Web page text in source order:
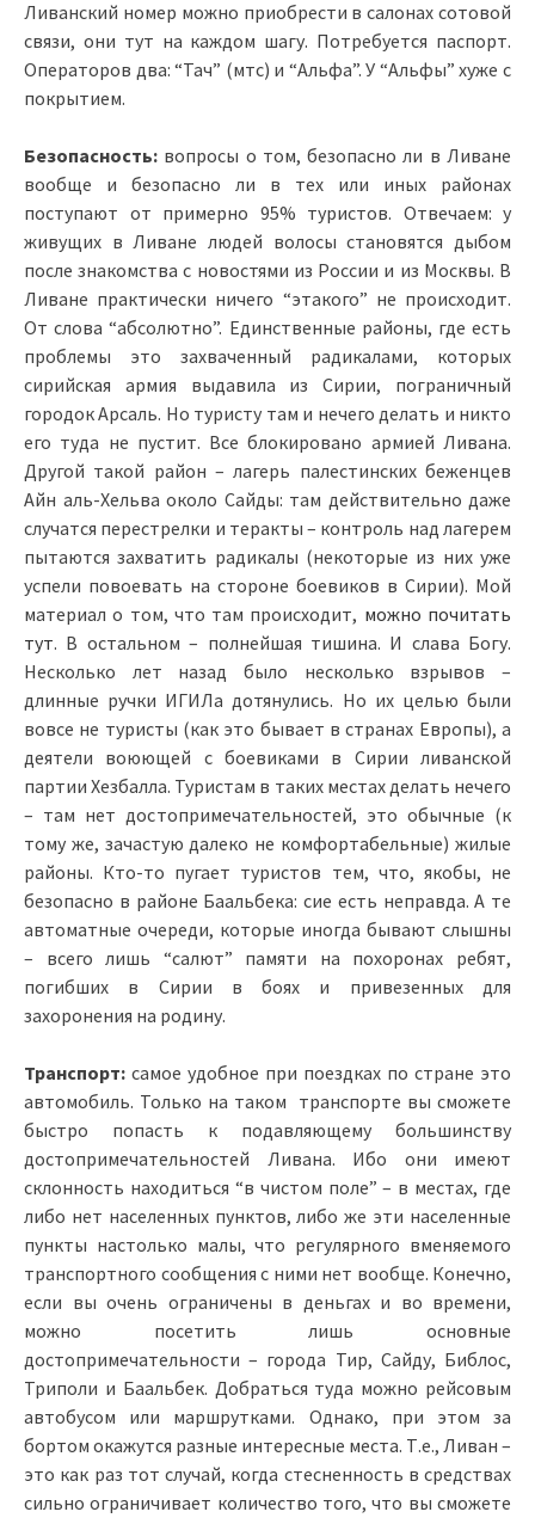
Ливанский номер можно приобрести в салонах сотовой
связи, они тут на каждом шагу. Потребуется паспорт.
Операторов два: “Тач” (мтс) и “Альфа”. У “Альфы” хуже с
покрытием.
Безопасность: вопросы о том, безопасно ли в Ливане
вообще и безопасно ли в тех или иных районах
поступают от примерно 95% туристов. Отвечаем: у
живущих в Ливане людей волосы становятся дыбом
после знакомства с новостями из России и из Москвы. В
Ливане практически ничего “этакого” не происходит.
От слова “абсолютно”. Единственные районы, где есть
проблемы это захваченный радикалами, которых
сирийская армия выдавила из Сирии, пограничный
городок Арсаль. Но туристу там и нечего делать и никто
его туда не пустит. Все блокировано армией Ливана.
Другой такой район – лагерь палестинских беженцев
Айн аль-Хельва около Сайды: там действительно даже
случатся перестрелки и теракты – контроль над лагерем
пытаются захватить радикалы (некоторые из них уже
успели повоевать на стороне боевиков в Сирии). Мой
материал о том, что там происходит, можно почитать
тут. В остальном – полнейшая тишина. И слава Богу.
Несколько лет назад было несколько взрывов –
длинные ручки ИГИЛа дотянулись. Но их целью были
вовсе не туристы (как это бывает в странах Европы), а
деятели воюющей с боевиками в Сирии ливанской
партии Хезбалла. Туристам в таких местах делать нечего
– там нет достопримечательностей, это обычные (к
тому же, зачастую далеко не комфортабельные) жилые
районы. Кто-то пугает туристов тем, что, якобы, не
безопасно в районе Баальбека: сие есть неправда. А те
автоматные очереди, которые иногда бывают слышны
– всего лишь “салют” памяти на похоронах ребят,
погибших в Сирии в боях и привезенных для
захоронения на родину.
Транспорт: самое удобное при поездках по стране это
автомобиль. Только на таком транспорте вы сможете
быстро попасть к подавляющему большинству
достопримечательностей Ливана. Ибо они имеют
склонность находиться “в чистом поле” – в местах, где
либо нет населенных пунктов, либо же эти населенные
пункты настолько малы, что регулярного вменяемого
транспортного сообщения с ними нет вообще. Конечно,
если вы очень ограничены в деньгах и во времени,
можно посетить лишь основные
достопримечательности – города Тир, Сайду, Библос,
Триполи и Баальбек. Добраться туда можно рейсовым
автобусом или маршрутками. Однако, при этом за
бортом окажутся разные интересные места. Т.е., Ливан –
это как раз тот случай, когда стесненность в средствах
сильно ограничивает количество того, что вы сможете